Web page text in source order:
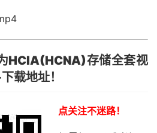
HCIA(HCNA)存储全套视
载地址！
点关注不迷路！